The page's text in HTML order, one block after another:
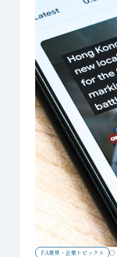
FA業界・企業トピックス